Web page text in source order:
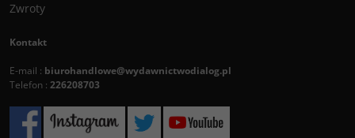
Zwroty
Kontakt
E-mail : biurohandlowe@wydawnictwodialog.pl
Telefon : 226208703